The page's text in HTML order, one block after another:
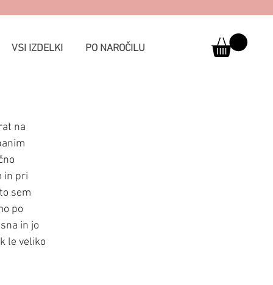
VSI IZDELKI PO NAROČILU
na
in pri
sem
po
in jo
le veliko